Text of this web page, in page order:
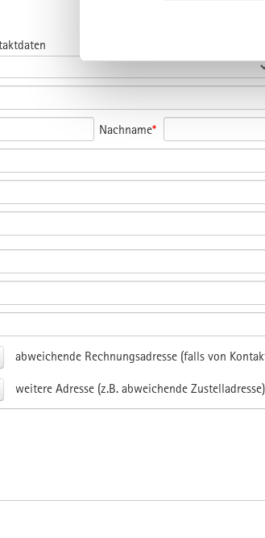
Nachname*
abweichende Rechnungsadresse (falls von
weitere Adresse (z.B. abweichende Zustelladresse)